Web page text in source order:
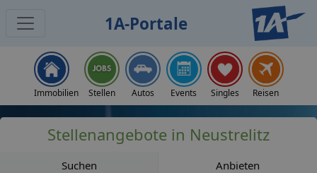
1A-Portale
Immobilien Stellen Autos Events Singles Reisen
Stellenangebote in Neustrelitz
Suchen Anbieten